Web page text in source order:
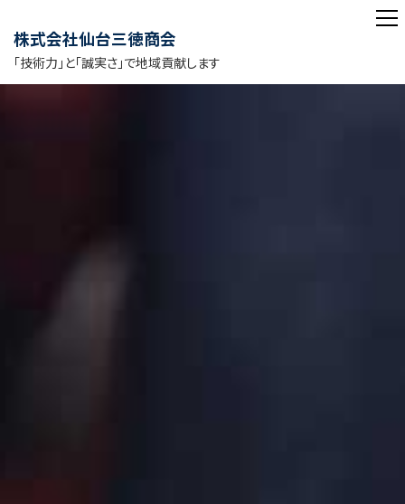
株式会社仙台三徳商会
「技術力」と「誠実さ」で地域貢献します